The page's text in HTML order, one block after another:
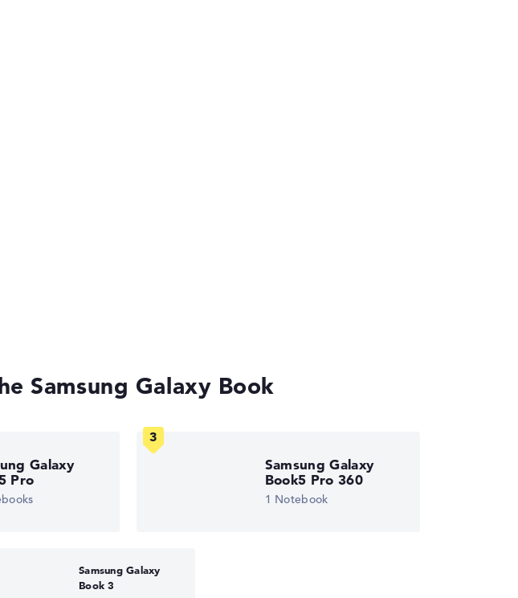
Samsung Galaxy Book
Galaxy
Pro
Samsung Galaxy
Book5 Pro 360
1 Notebook
Samsung Galaxy
Book 3